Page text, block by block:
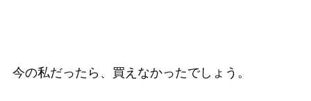
今の私だったら、買えなかったでしょう。